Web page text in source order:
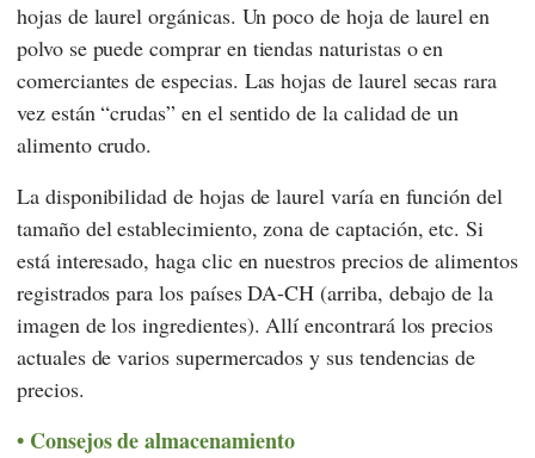
hojas de laurel orgánicas. Un poco de hoja de laurel en
polvo se puede comprar en tiendas naturistas o en
comerciantes de especias. Las hojas de laurel secas rara
vez están “crudas” en el sentido de la calidad de un
alimento crudo.
La disponibilidad de hojas de laurel varía en función del
tamaño del establecimiento, zona de captación, etc. Si
está interesado, haga clic en nuestros precios de alimentos
registrados para los países DA-CH (arriba, debajo de la
imagen de los ingredientes). Allí encontrará los precios
actuales de varios supermercados y sus tendencias de
precios.
Consejos de almacenamiento